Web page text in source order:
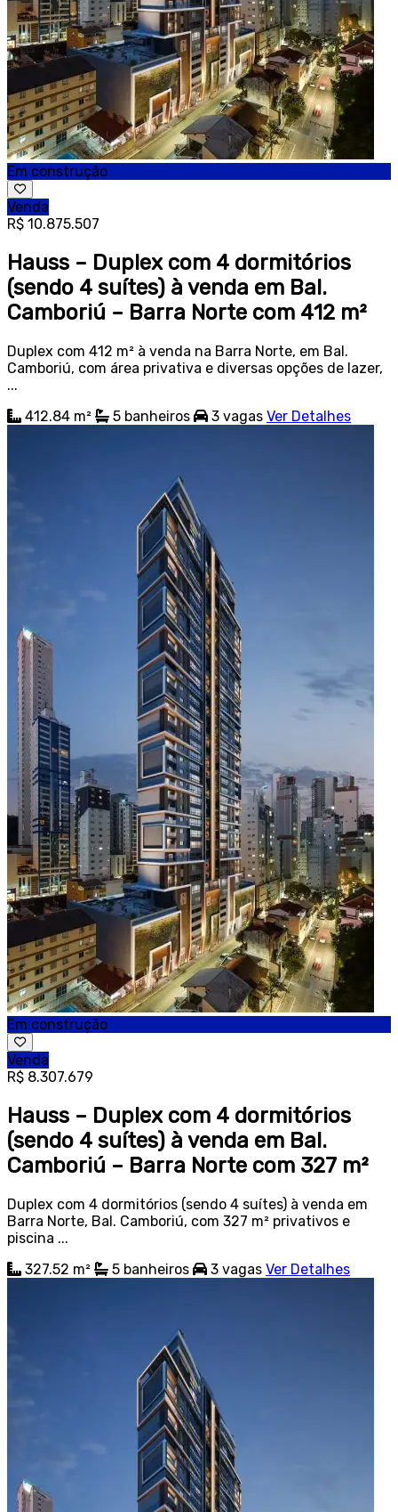
Em construção
Venda
R$ 10.875.507
Hauss – Duplex com 4 dormitórios
(sendo 4 suítes) à venda em Bal.
Camboriú – Barra Norte com 412 m²
Duplex com 412 m² à venda na Barra Norte, em Bal.
Camboriú, com área privativa e diversas opções de lazer,
...
412.84 m²
5 banheiros 3 vagas Ver Detalhes
Em construção
Venda
R$ 8.307.679
Hauss – Duplex com 4 dormitórios
(sendo 4 suítes) à venda em Bal.
Camboriú – Barra Norte com 327 m²
Duplex com 4 dormitórios (sendo 4 suítes) à venda em
Barra Norte, Bal. Camboriú, com 327 m² privativos e
piscina ...
327.52 m²
5 banheiros 3 vagas Ver Detalhes